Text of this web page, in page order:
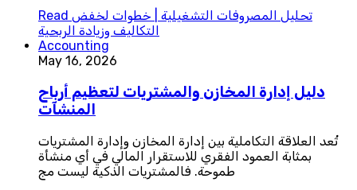
Read تحليل المصروفات التشغيلية | خطوات لخفض
التكاليف وزيادة الربحية
Accounting
May 16, 2026
دليل إدارة المخازن والمشتريات لتعظيم أرباح
المنشآت
تُعد العلاقة التكاملية بين إدارة المخازن وإدارة المشتريات
بمثابة العمود الفقري للاستقرار المالي في أي منشأة
طموحة. فالمشتريات الذكية ليست مج